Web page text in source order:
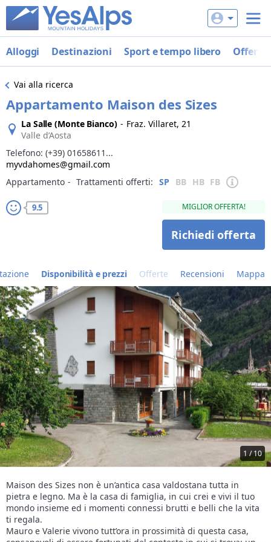
Alloggi Destinazioni Sport e tempo libero Offerte
Vai alla ricerca
Appartamento Maison des Sizes
La Salle (Monte Bianco) - Fraz. Villaret, 21
Valle d’Aosta
Telefono: (+39) 01658611...
myvdahomes@gmail.com
Appartamento ‐ Trattamenti offerti: SP BB HB FB
9.5 MIGLIOR OFFERTA!
Richiedi offerta
Disponibilità e prezzi Offerte Recensioni Mappa
1 / 10
Maison des Sizes non è un’antica casa valdostana tutta in
pietra e legno. Ma è la casa di famiglia, in cui crei e vivi il tuo
mondo insieme ed i momenti connessi brutti e belli che la vita
ti regala.
Mauro e Valerie vivono tutt’ora in prossimità di questa casa,